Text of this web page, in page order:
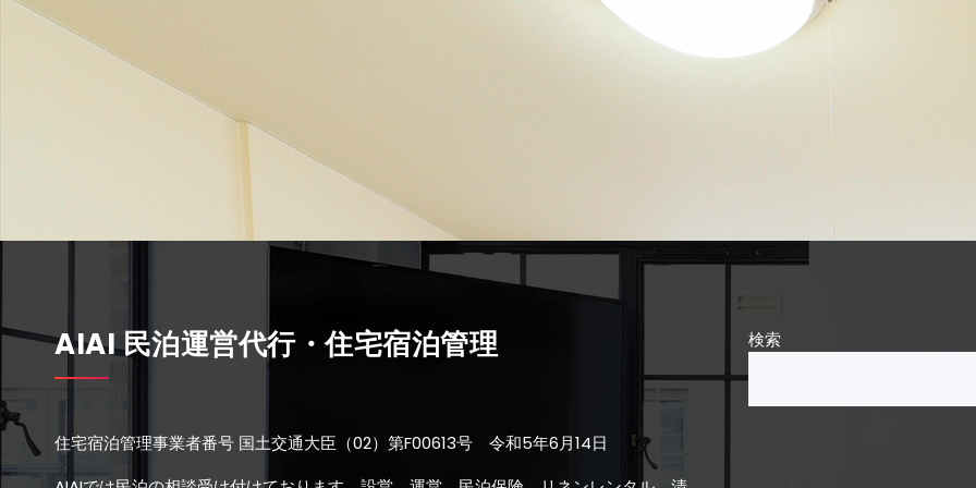
AIAI 民泊運営代行・住宅宿泊管理
住宅宿泊管理事業者番号 国土交通大臣（02）第F00613号 令和5年6月14日
検索